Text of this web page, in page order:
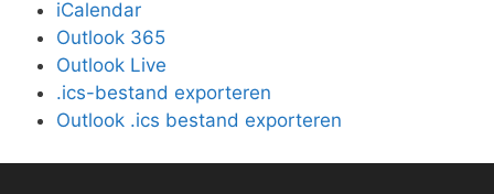
iCalendar
Outlook 365
Outlook Live
.ics-bestand exporteren
Outlook .ics bestand exporteren